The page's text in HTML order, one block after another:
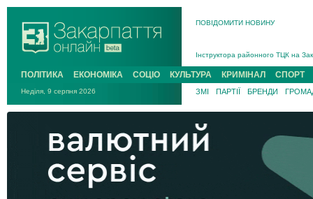
ПОВІДОМИТИ НОВИНУ
Інструктора районного ТЦК на
В Ужгороді попрощаються із
В Ужгороді 5 серпня
Підтвердили загибель
На війні з рф поліг військовий з
На війні загинув 26-річний
ПОЛІТИКА ЕКОНОМІКА СОЦІО КУЛЬТУРА КРИМІНАЛ СПОРТ
Неділя, 9 серпня 2026 ЗМІ ПАРТІЇ БРЕНДИ